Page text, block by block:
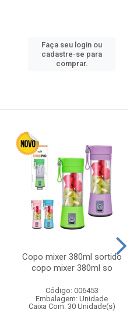
Faça seu login ou
cadastre-se para
comprar.
Copo mixer 380ml sortido
copo mixer 380ml so
Código: 006453
Embalagem: Unidade
Caixa Com: 30 Unidade(s)